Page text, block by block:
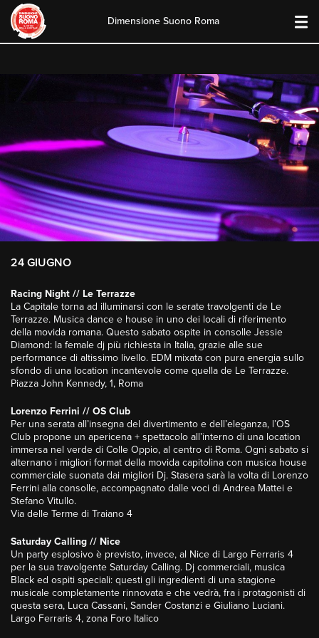
Dimensione Suono Roma
24 GIUGNO
Racing Night // Le Terrazze
La Capitale torna ad illuminarsi con le serate travolgenti de Le
Terrazze. Musica dance e house in uno dei locali di riferimento
della movida romana. Questo sabato ospite in consolle Jessie
Diamond: la female dj più richiesta in Italia, grazie alle sue
performance di altissimo livello. EDM mixata con pura energia sullo
sfondo di una location incantevole come quella de Le Terrazze.
Piazza John Kennedy, 1, Roma
Lorenzo Ferrini // OS Club
Per una serata all’insegna del divertimento e dell’eleganza, l’OS
Club propone un apericena + spettacolo all’interno di una location
immersa nel verde di Colle Oppio, al centro di Roma. Ogni sabato si
alternano i migliori format della movida capitolina con musica house
commerciale suonata dai migliori Dj. Stasera sarà la volta di Lorenzo
Ferrini alla consolle, accompagnato dalle voci di Andrea Mattei e
Stefano Vitullo.
Via delle Terme di Traiano 4
Saturday Calling // Nice
Un party esplosivo è previsto, invece, al Nice di Largo Ferraris 4
per la sua travolgente Saturday Calling. Dj commerciali, musica
Black ed ospiti speciali: questi gli ingredienti di una stagione
musicale completamente rinnovata e che vedrà, fra i protagonisti di
questa sera, Luca Cassani, Sander Costanzi e Giuliano Luciani.
Largo Ferraris 4, zona Foro Italico